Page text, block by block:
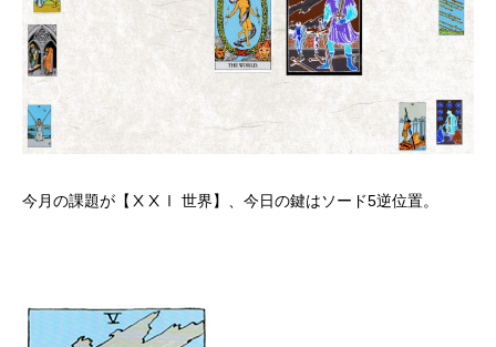
今月の課題が【ⅩⅩⅠ 世界】、今日の鍵はソード5逆位置。